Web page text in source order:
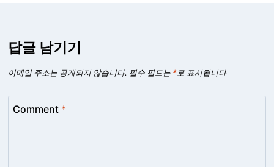
답글 남기기
이메일 주소는 공개되지 않습니다. 필수 필드는 * 로 표시됩니다
Comment *